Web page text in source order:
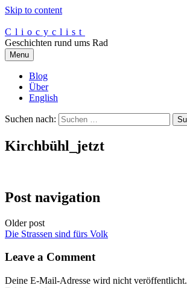
Skip to content
Cliocyclist
Geschichten rund ums Rad
Menu
Blog
Über
English
Suchen nach:
Kirchbühl_jetzt
Post navigation
Older post
Die Strassen sind fürs Volk
Leave a Comment
Deine E-Mail-Adresse wird nicht veröffentlicht.